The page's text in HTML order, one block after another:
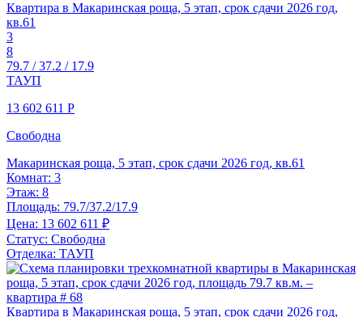
Квартира в Макаринская роща, 5 этап, срок сдачи 2026 год,
кв.61
3
8
79.7 / 37.2 / 17.9
ТАУП
13 602 611 Р
Свободна
Макаринская роща, 5 этап, срок сдачи 2026 год, кв.61
Комнат: 3
Этаж: 8
Площадь: 79.7/37.2/17.9
Цена: 13 602 611 ₽
Статус: Свободна
Отделка: ТАУП
Квартира в Макаринская роща, 5 этап, срок сдачи 2026 год,